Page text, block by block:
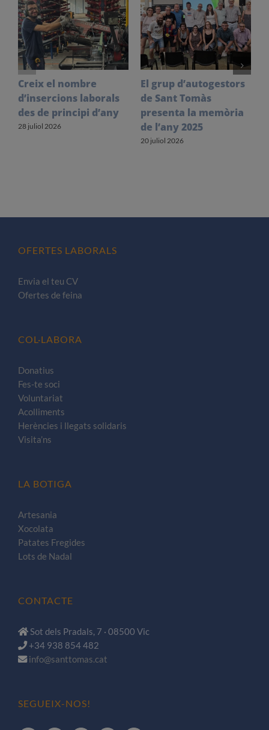
Creix el nombre
d’insercions laborals
des de principi d’any
28 juliol 2026
El grup d’autogestors
de Sant Tomàs
presenta la memòria
de l’any 2025
20 juliol 2026
OFERTES LABORALS
Envia el teu CV
Ofertes de feina
COL·LABORA
Donatius
Fes-te soci
Voluntariat
Acolliments
Herències i llegats solidaris
Visita’ns
LA BOTIGA
Artesania
Xocolata
Patates Fregides
Lots de Nadal
CONTACTE
Sot dels Pradals, 7 · 08500 Vic
+34 938 854 482
info@santtomas.cat
SEGUEIX-NOS!